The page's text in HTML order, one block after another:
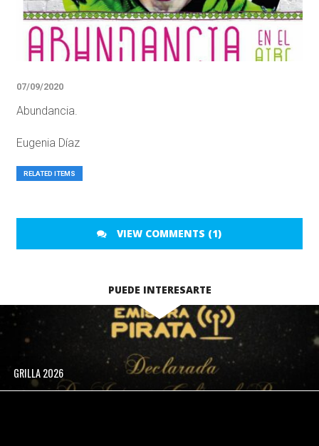
07/09/2020
Abundancia.
Eugenia Díaz
RELATED ITEMS
VIEW COMMENTS (1)
PUEDE INTERESARTE
GRILLA 2026